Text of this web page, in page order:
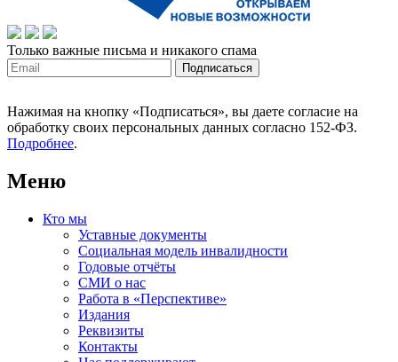
Только важные письма и никакого спама
Нажимая на кнопку «Подписаться», вы даете согласие на
обработку своих персональных данных согласно 152-ФЗ.
Подробнее.
Меню
Кто мы
Уставные документы
Социальная модель инвалидности
Годовые отчёты
СМИ о нас
Работа в «Перспективе»
Издания
Реквизиты
Контакты